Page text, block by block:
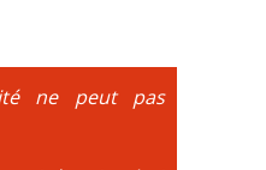
se passe sur le vélo.
navette ou remontée
la descente est indiquée
ne peut pas